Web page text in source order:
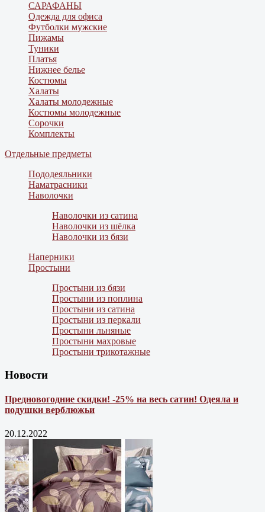
САРАФАНЫ
Одежда для офиса
Футболки мужские
Пижамы
Туники
Платья
Нижнее белье
Костюмы
Халаты
Халаты молодежные
Костюмы молодежные
Сорочки
Комплекты
Отдельные предметы
Пододеяльники
Наматрасники
Наволочки
Наволочки из сатина
Наволочки из шёлка
Наволочки из бязи
Наперники
Простыни
Простыни из бязи
Простыни из поплина
Простыни из сатина
Простыни из перкали
Простыни льняные
Простыни махровые
Простыни трикотажные
Новости
Предновогодние скидки! -25% на весь сатин! Одеяла и
подушки верблюжьи
20.12.2022